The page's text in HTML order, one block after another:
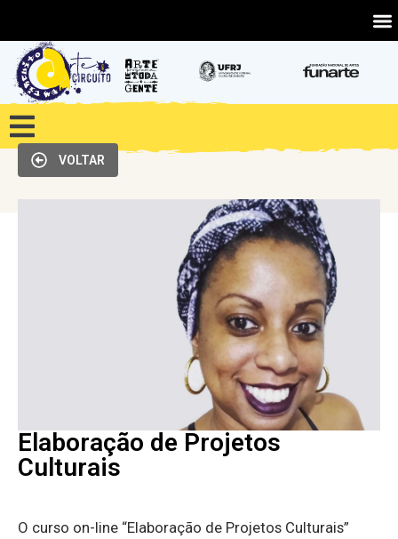
VOLTAR
Elaboração de Projetos
Culturais
O curso on-line “Elaboração de Projetos Culturais”